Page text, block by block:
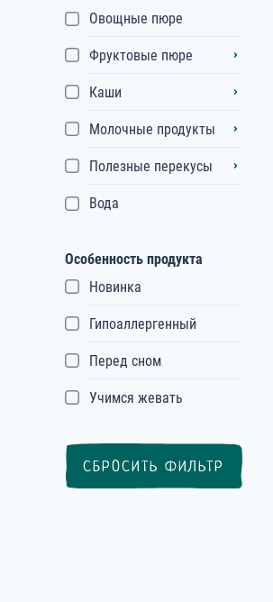
Овощные пюре
Фруктовые пюре
Каши
Молочные продукты
Полезные перекусы
Вода
Особенность продукта
Новинка
Гипоаллергенный
Перед сном
Учимся жевать
СБРОСИТЬ ФИЛЬТР